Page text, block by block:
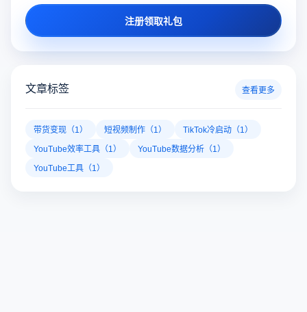
注册领取礼包
文章标签 查看更多
带货变现（1） 短视频制作（1）
TikTok冷启动（1）
YouTube效率工具（1）
YouTube数据分析（1）
YouTube工具（1）